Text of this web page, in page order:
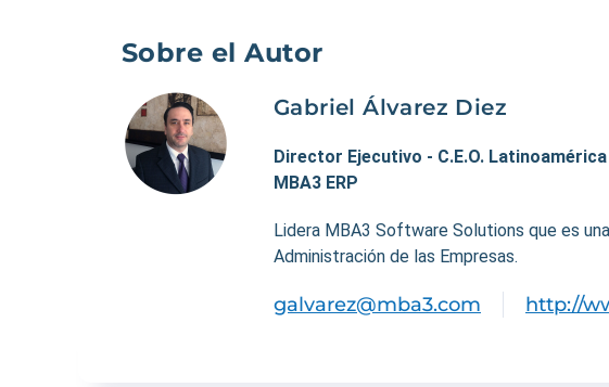
Sobre el Autor
Gabriel Álvarez Diez
Director Ejecutivo - C.E.O. Latinoamérica
MBA3 ERP
Lidera MBA3 Software Solutions que es
Administración de las Empresas.
galvarez@mba3.com http://